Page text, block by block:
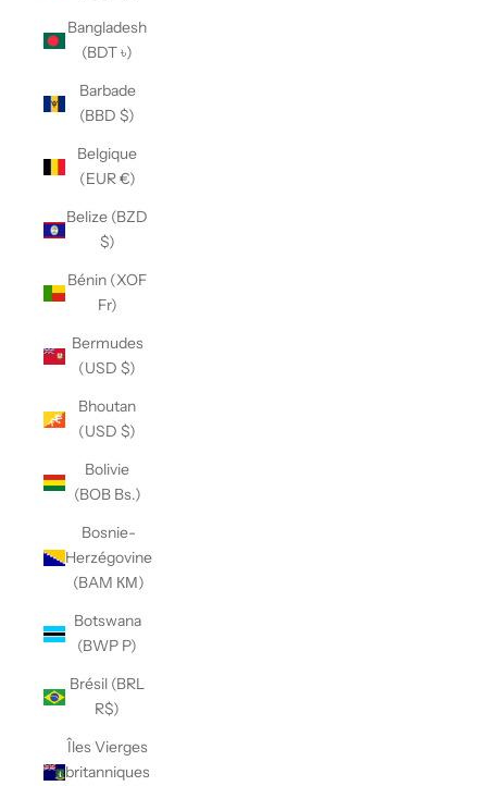
Bangladesh
(BDT ৳)
Barbade
(BBD $)
Belgique
(EUR €)
Belize (BZD
$)
Bénin (XOF
Fr)
Bermudes
(USD $)
Bhoutan
(USD $)
Bolivie
(BOB Bs.)
Bosnie-
Herzégovine
(BAM КМ)
Botswana
(BWP P)
Brésil (BRL
R$)
Îles Vierges
britanniques